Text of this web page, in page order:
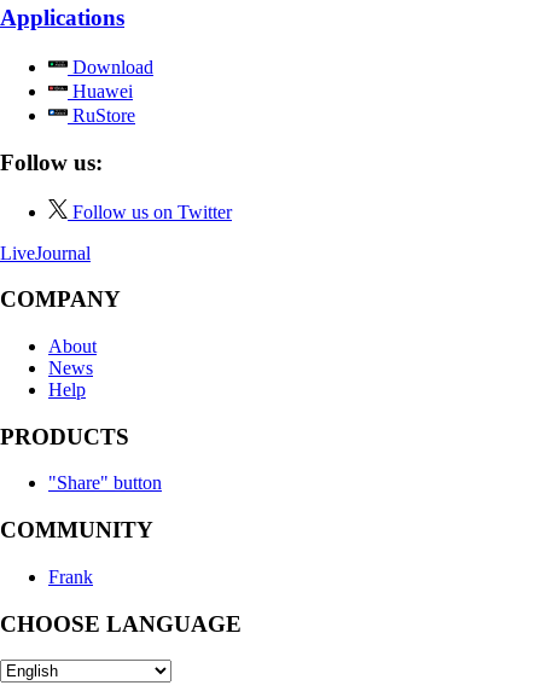
Applications
Download
Huawei
RuStore
Follow us:
Follow us on Twitter
LiveJournal
COMPANY
About
News
Help
PRODUCTS
"Share" button
COMMUNITY
Frank
CHOOSE LANGUAGE